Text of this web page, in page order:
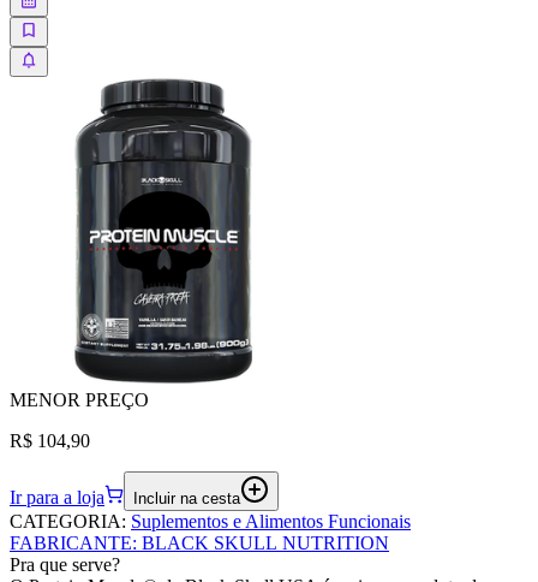
MENOR PREÇO
R$ 104,90
Ir para a loja Incluir na cesta
CATEGORIA: Suplementos e Alimentos Funcionais
FABRICANTE: BLACK SKULL NUTRITION
Pra que serve?